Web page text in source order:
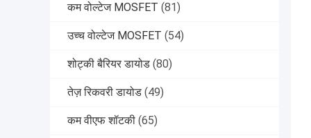
कम वोल्टेज MOSFET (81)
उच्च वोल्टेज MOSFET (54)
शोट्की बैरियर डायोड (80)
तेज़ रिकवरी डायोड (49)
कम वीएफ शॉटकी (65)